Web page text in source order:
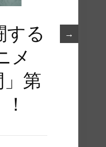
→
する
メ
」第